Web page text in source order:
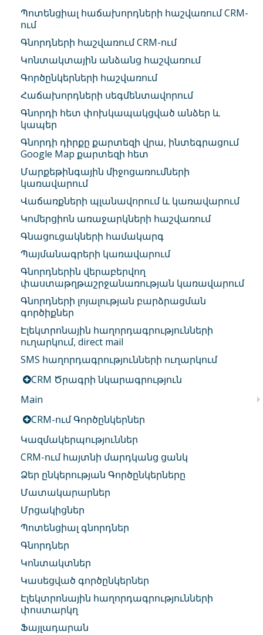
Պոտենցիալ հաճախորդների հաշվառում CRM-
ում
Գնորդների հաշվառում CRM-ում
Կոնտակտային անձանց հաշվառում
Գործընկերների հաշվառում
Հաճախորդների սեգմենտավորում
Գնորդի հետ փոխկապակցված անձեր և
կապեր
Գնորդի դիրքը քարտեզի վրա, ինտեգրացում
Google Map քարտեզի հետ
Մարքեթինգային միջոցառումների
կառավարում
Վաճառքների պլանավորում և կառավարում
Կոմերցիոն առաջարկների հաշվառում
Գնացուցակների համակարգ
Պայմանագրերի կառավարում
Գնորդներին վերաբերվող
փաստաթղթաշրջանառության կառավարում
Գնորդների լոյալության բարձրացման
գործիքներ
Էլեկտրոնային հաղորդագրությունների
ուղարկում, direct mail
SMS հաղորդագրությունների ուղարկում
CRM Ծրագրի նկարագրություն
Main
CRM-ում Գործընկերներ
Կազմակերպություններ
CRM-ում հայտնի մարդկանց ցանկ
Ձեր ընկերության Գործընկերները
Մատակարարներ
Մրցակիցներ
Պոտենցիալ գնորդներ
Գնորդներ
Կոնտակտներ
Կասեցված գործընկերներ
Էլեկտրոնային հաղորդագրությունների
փոստարկղ
Ֆայլադարան